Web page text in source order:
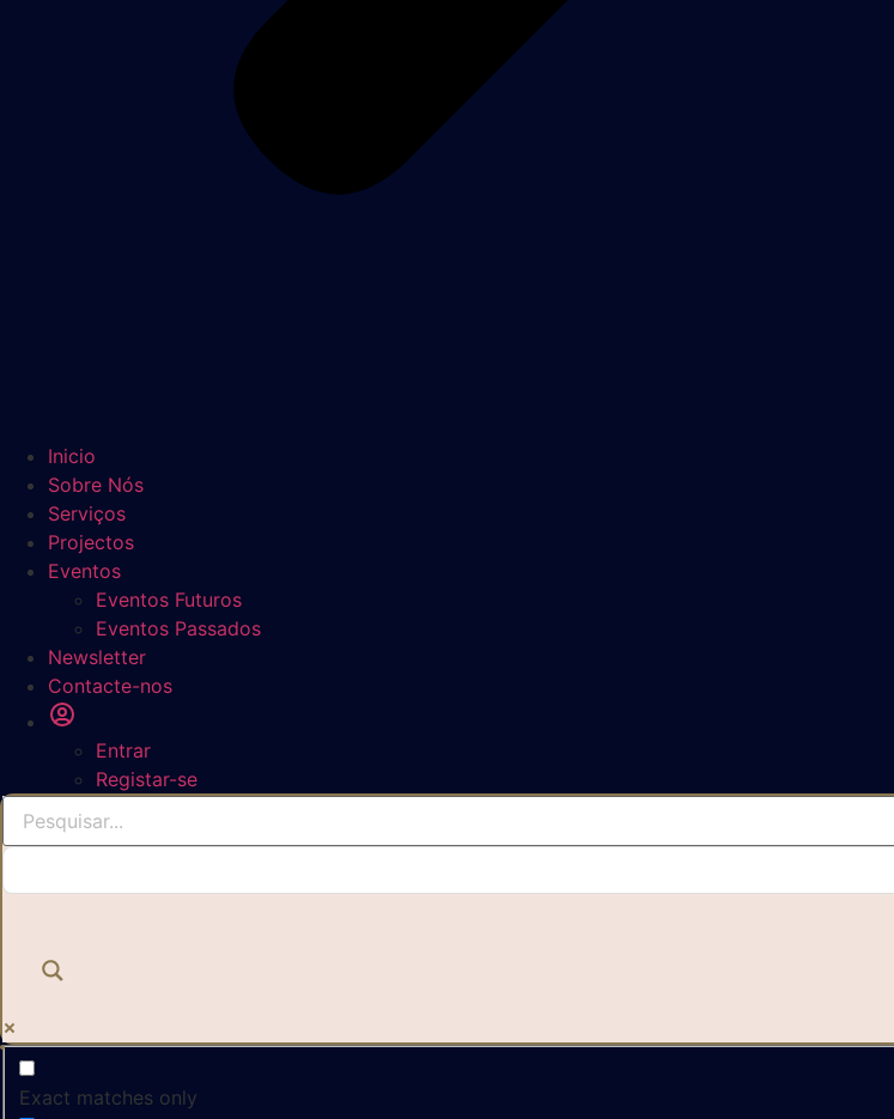
Inicio
Sobre Nós
Serviços
Projectos
Eventos
Eventos Futuros
Eventos Passados
Newsletter
Contacte-nos
Entrar
Registar-se
Exact matches only